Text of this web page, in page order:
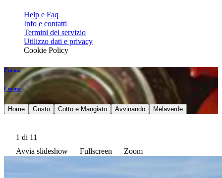
Help e Faq
Info e contatti
Termini del servizio
Utilizzo dati e privacy
Cookie Policy
Cucina
Cucina
Home Gusto Cotto e Mangiato Avvinando Melaverde
1 di 11
Avvia slideshow
Fullscreen Zoom